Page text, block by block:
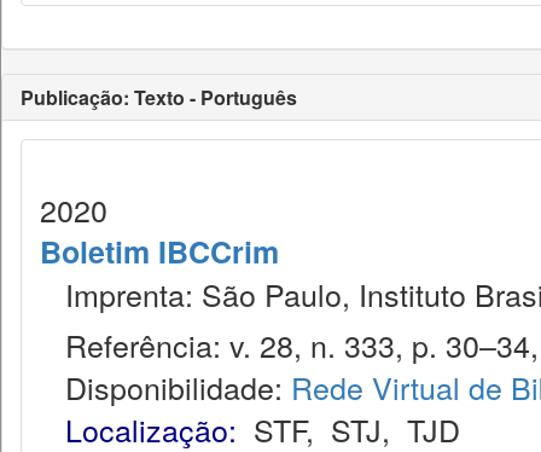
Publicação: Texto - Português
2020
Boletim IBCCrim
Imprenta: São Paulo, Instituto
Referência: v. 28, n. 333, p.
Disponibilidade: Rede Virtual de
Localização: STF, STJ, TJD